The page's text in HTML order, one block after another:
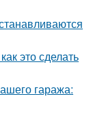
это сделать
гаража: